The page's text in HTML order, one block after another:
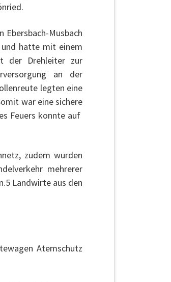
Musbach
hatte mit einem
der Drehleiter zur
an der
legten eine
war eine sichere
Feuers konnte auf
zudem wurden
mehrerer
Landwirte aus den
Atemschutz